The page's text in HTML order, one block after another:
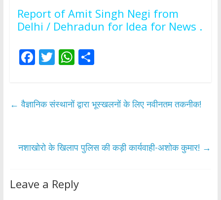
Report of Amit Singh Negi from
Delhi / Dehradun for Idea for News .
F
b
k
T
er
W
s
p
S
e
← वैज्ञानिक संस्थानों द्वारा भूस्खलनों के लिए नवीनतम तकनीक!
नशाखोरो के खिलाप पुलिस की कड़ी कार्यवाही-अशोक कुमार! →
Leave a Reply